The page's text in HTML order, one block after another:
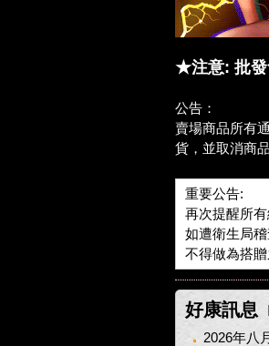
★注意: 批發
公告：
賣場商品所有
貨，並取消商
重要公告:
再次提醒所
如遭衛生局
不得做為搭
好康訊息
2026年八